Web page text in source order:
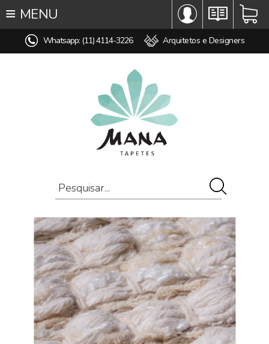
∞ TODOS OS TAPETES
♥ TAPETES SOB MEDIDA
COMPOSIÇÃO
OFERTAS
≡ MENU
Whatsapp: (11) 4114-3226 Arquitetos e Designers